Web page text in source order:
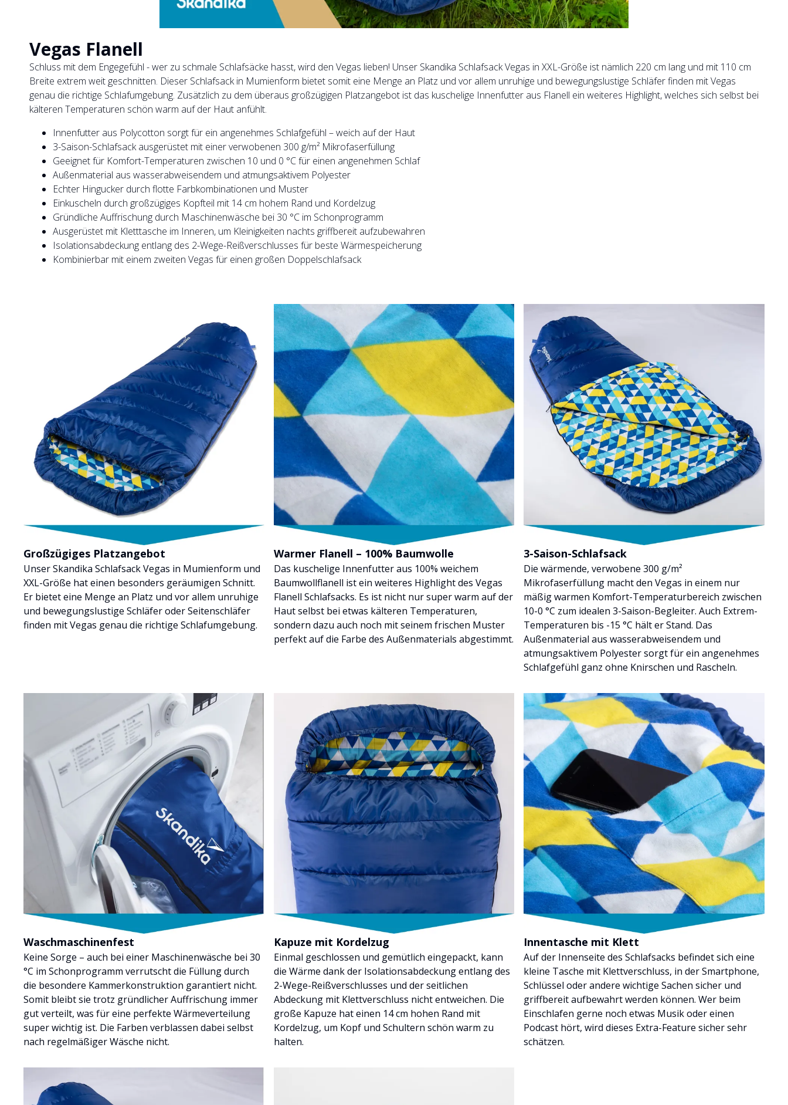
Vegas Flanell
Schluss mit dem Engegefühl - wer zu schmale Schlafsäcke hasst, wird den Vegas lieben! Unser Skandika Schlafsack Vegas in XXL-Größe ist nämlich 220 cm lang und mit 110 cm
Breite extrem weit geschnitten. Dieser Schlafsack in Mumienform bietet somit eine Menge an Platz und vor allem unruhige und bewegungslustige Schläfer finden mit Vegas
genau die richtige Schlafumgebung. Zusätzlich zu dem überaus großzügigen Platzangebot ist das kuschelige Innenfutter aus Flanell ein weiteres Highlight, welches sich selbst bei
kälteren Temperaturen schön warm auf der Haut anfühlt.
Innenfutter aus Polycotton sorgt für ein angenehmes Schlafgefühl – weich auf der Haut
3-Saison-Schlafsack ausgerüstet mit einer verwobenen 300 g/m² Mikrofaserfüllung
Geeignet für Komfort-Temperaturen zwischen 10 und 0 °C für einen angenehmen Schlaf
Außenmaterial aus wasserabweisendem und atmungsaktivem Polyester
Echter Hingucker durch flotte Farbkombinationen und Muster
Einkuscheln durch großzügiges Kopfteil mit 14 cm hohem Rand und Kordelzug
Gründliche Auffrischung durch Maschinenwäsche bei 30 °C im Schonprogramm
Ausgerüstet mit Kletttasche im Inneren, um Kleinigkeiten nachts griffbereit aufzubewahren
Isolationsabdeckung entlang des 2-Wege-Reißverschlusses für beste Wärmespeicherung
Kombinierbar mit einem zweiten Vegas für einen großen Doppelschlafsack
Großzügiges Platzangebot
Unser Skandika Schlafsack Vegas in Mumienform und
XXL-Größe hat einen besonders geräumigen Schnitt.
Er bietet eine Menge an Platz und vor allem unruhige
und bewegungslustige Schläfer oder Seitenschläfer
finden mit Vegas genau die richtige Schlafumgebung.
Warmer Flanell – 100% Baumwolle
Das kuschelige Innenfutter aus 100% weichem
Baumwollflanell ist ein weiteres Highlight des Vegas
Flanell Schlafsacks. Es ist nicht nur super warm auf der
Haut selbst bei etwas kälteren Temperaturen,
sondern dazu auch noch mit seinem frischen Muster
perfekt auf die Farbe des Außenmaterials abgestimmt.
3-Saison-Schlafsack
Die wärmende, verwobene 300 g/m²
Mikrofaserfüllung macht den Vegas in einem nur
mäßig warmen Komfort-Temperaturbereich zwischen
10-0 °C zum idealen 3-Saison-Begleiter. Auch Extrem-
Temperaturen bis -15 °C hält er Stand. Das
Außenmaterial aus wasserabweisendem und
atmungsaktivem Polyester sorgt für ein angenehmes
Schlafgefühl ganz ohne Knirschen und Rascheln.
Waschmaschinenfest
Keine Sorge – auch bei einer Maschinenwäsche bei 30
°C im Schonprogramm verrutscht die Füllung durch
die besondere Kammerkonstruktion garantiert nicht.
Somit bleibt sie trotz gründlicher Auffrischung immer
gut verteilt, was für eine perfekte Wärmeverteilung
super wichtig ist. Die Farben verblassen dabei selbst
nach regelmäßiger Wäsche nicht.
Kapuze mit Kordelzug
Einmal geschlossen und gemütlich eingepackt, kann
die Wärme dank der Isolationsabdeckung entlang des
2-Wege-Reißverschlusses und der seitlichen
Abdeckung mit Klettverschluss nicht entweichen. Die
große Kapuze hat einen 14 cm hohen Rand mit
Kordelzug, um Kopf und Schultern schön warm zu
halten.
Innentasche mit Klett
Auf der Innenseite des Schlafsacks befindet sich eine
kleine Tasche mit Klettverschluss, in der Smartphone,
Schlüssel oder andere wichtige Sachen sicher und
griffbereit aufbewahrt werden können. Wer beim
Einschlafen gerne noch etwas Musik oder einen
Podcast hört, wird dieses Extra-Feature sicher sehr
schätzen.